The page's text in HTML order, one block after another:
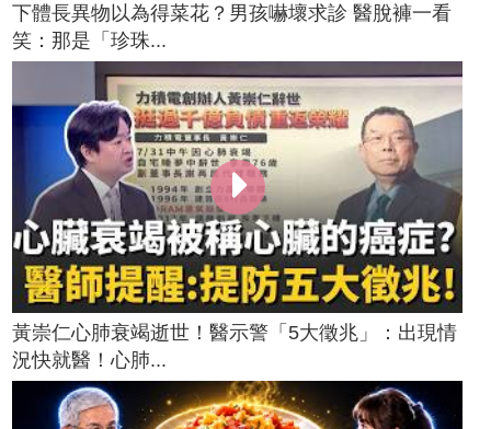
下體長異物以為得菜花？男孩嚇壞求診 醫脫褲一看
笑：那是「珍珠...
黃崇仁心肺衰竭逝世！醫示警「5大徵兆」：出現情
況快就醫！心肺...